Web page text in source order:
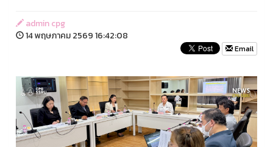
admin cpg
14 พฤษภาคม 2569 16:42:08
Email